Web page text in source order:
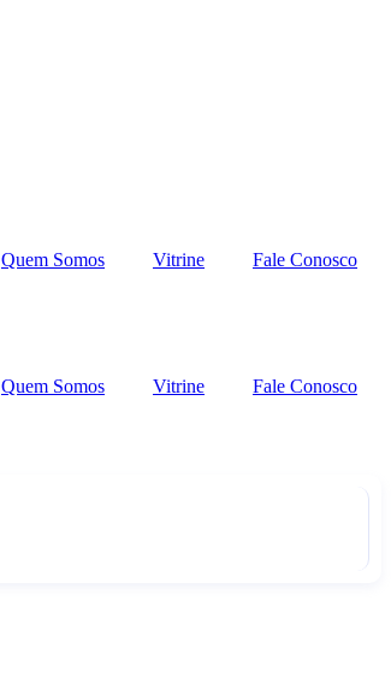
Quem Somos Vitrine Fale Conosco
Quem Somos Vitrine Fale Conosco